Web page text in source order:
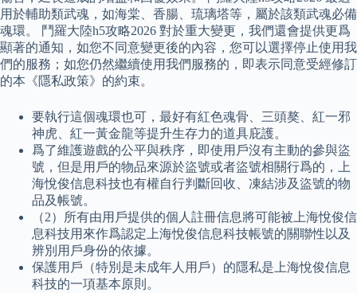
用於輔助類武魂，如海棠、香腸、琉璃塔等，屬於該類武魂必備
魂環。 鬥羅大陸h5攻略2026 對於重大變更，我們還會提供更爲
顯著的通知，如您不同意變更後的內容，您可以選擇停止使用我
們的服務；如您仍然繼續使用我們服務的，即表示同意受經修訂
的本《隱私政策》的約束。
要執行這個魂環也可，最好有紅色魂骨、三頭獒、紅一邪
神虎、紅一黃金龍等提升生存力的道具庇護。
爲了維護遊戲的公平與秩序，即使用戶沒有主動的參與盜
號，但是用戶的物品來源於盜號或者盜號相關行爲的，上
海悅俊信息科技也有權自行判斷回收、凍結涉及盜號的物
品及帳號。
（2）所有由用戶提供的個人註冊信息將可能被上海悅俊信
息科技用來作爲認定上海悅俊信息科技帳號的關聯性以及
辨別用戶身份的依據。
保護用戶（特別是未成年人用戶）的隱私是上海悅俊信息
科技的一項基本原則。